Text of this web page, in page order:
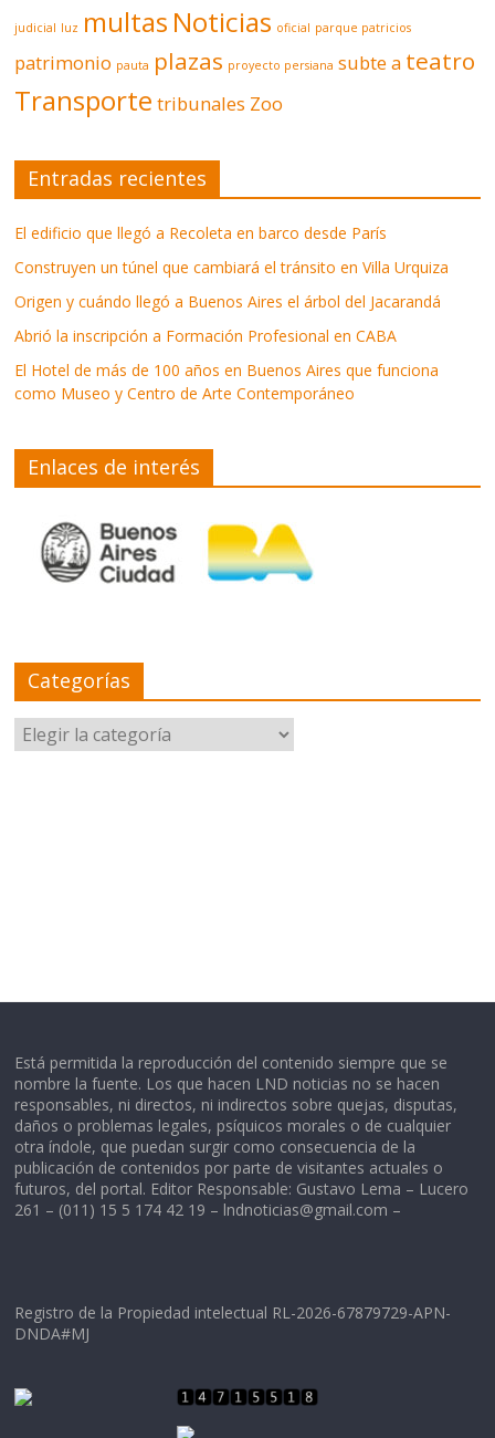
judicial luz multas Noticias oficial parque patricios
patrimonio pauta plazas proyecto persiana subte a teatro
Transporte tribunales Zoo
Entradas recientes
El edificio que llegó a Recoleta en barco desde París
Construyen un túnel que cambiará el tránsito en Villa Urquiza
Origen y cuándo llegó a Buenos Aires el árbol del Jacarandá
Abrió la inscripción a Formación Profesional en CABA
El Hotel de más de 100 años en Buenos Aires que funciona
como Museo y Centro de Arte Contemporáneo
Enlaces de interés
Categorías
Categorías
Está permitida la reproducción del contenido siempre que se
nombre la fuente. Los que hacen LND noticias no se hacen
responsables, ni directos, ni indirectos sobre quejas, disputas,
daños o problemas legales, psíquicos morales o de cualquier
otra índole, que puedan surgir como consecuencia de la
publicación de contenidos por parte de visitantes actuales o
futuros, del portal. Editor Responsable: Gustavo Lema – Lucero
261 – (011) 15 5 174 42 19 – lndnoticias@gmail.com –
Registro de la Propiedad intelectual RL-2026-67879729-APN-
DNDA#MJ